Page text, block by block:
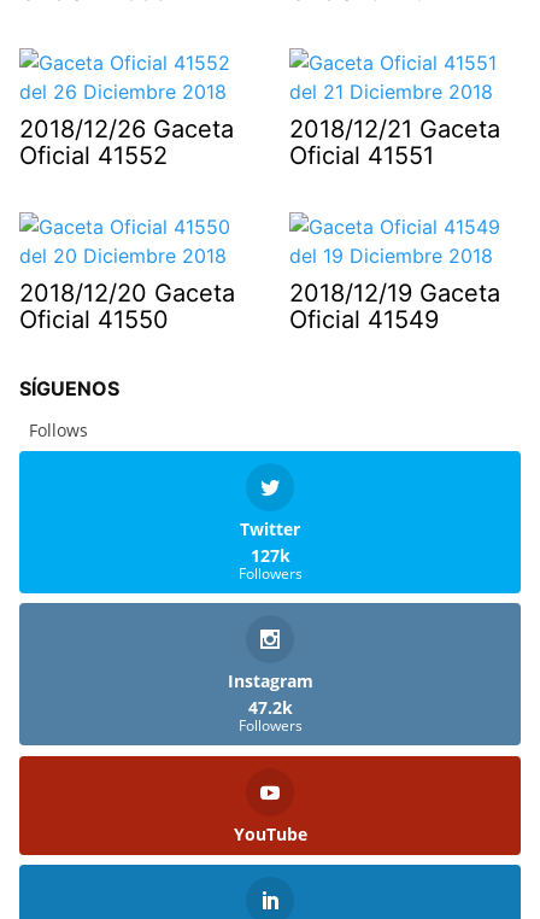
2018/12/26 Gaceta
Oficial 41552
2018/12/21 Gaceta
Oficial 41551
2018/12/20 Gaceta
Oficial 41550
2018/12/19 Gaceta
Oficial 41549
SÍGUENOS
Follows
Twitter
127k
Followers
Instagram
47.2k
Followers
YouTube